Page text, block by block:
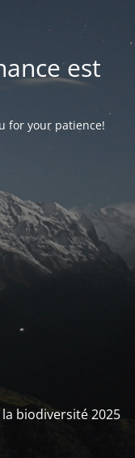
est
for your patience!
biodiversité 2025